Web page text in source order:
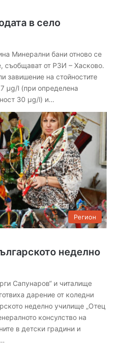
в село
Минерални бани отново се
съобщават от РЗИ – Хасково.
завишение на стойностите
µg/l (при определена
30 µg/l) и…
Регион
неделно
Сапунаров“ и читалище
дарение от коледни
неделно училище „Отец
консулство на
в детски градини и